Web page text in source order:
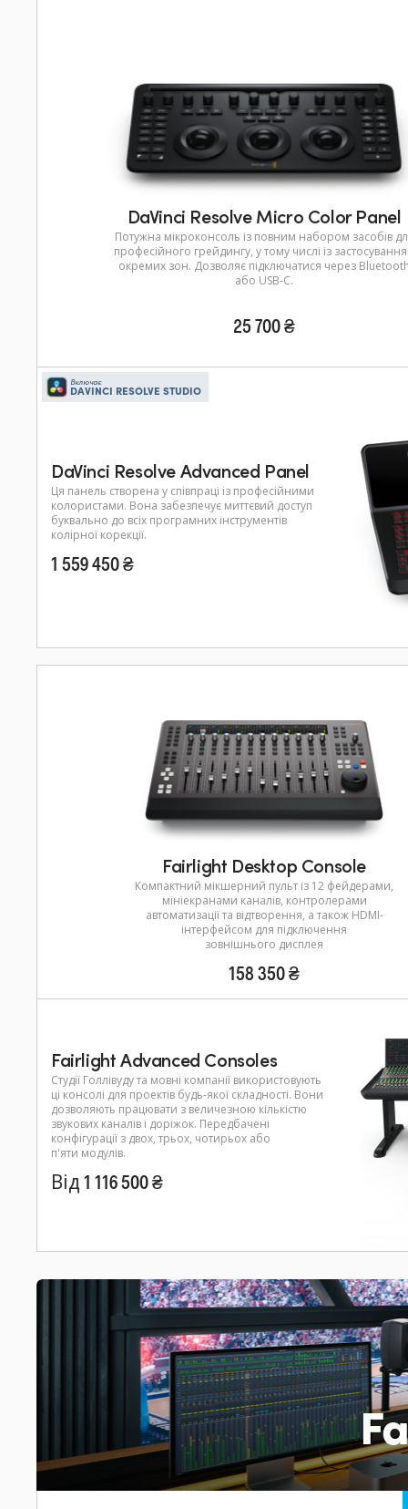
DaVinci Resolve Micro Color Panel
Потужна мікроконсоль із повним набором засобів
професійного грейдингу, у тому числі із
окремих зон. Дозволяє підключатися через
або USB‑C.
25 700 ₴
Включає
DAVINCI RESOLVE STUDIO
DaVinci Resolve Advanced Panel
Ця панель створена у співпраці із професійними
колористами. Вона забезпечує миттєвий доступ
буквально до всіх програмних інструментів
колірної корекції.
1 559 450 ₴
Fairlight Desktop Console
Компактний мікшерний пульт із 12 фейдерами,
мініекранами каналів, контролерами
автоматизації та відтворення, а також HDMI-
інтерфейсом для підключення
зовнішнього дисплея
158 350 ₴
Fairlight Advanced Consoles
Студії Голлівуду та мовні компанії використовують
ці консолі для проектів будь-якої складності. Вони
дозволяють працювати з величезною кількістю
звукових каналів і доріжок. Передбачені
конфігурації з двох, трьох, чотирьох або
п'яти модулів.
Від 1 116 500 ₴